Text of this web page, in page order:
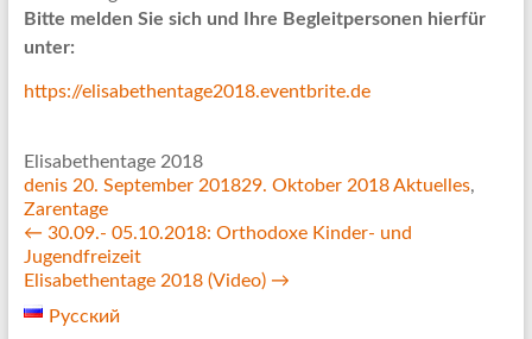
Bitte melden Sie sich und Ihre Begleitpersonen hierfür
unter:
https://elisabethentage2018.eventbrite.de
Elisabethentage 2018
denis 20. September 201829. Oktober 2018 Aktuelles,
Zarentage
← 30.09.- 05.10.2018: Orthodoxe Kinder- und
Jugendfreizeit
Elisabethentage 2018 (Video) →
Русский